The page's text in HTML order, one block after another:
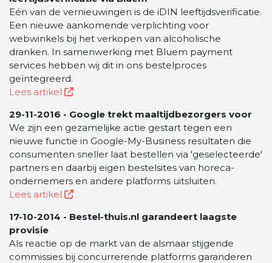
Eén van de vernieuwingen is de iDIN leeftijdsverificatie.
Een nieuwe aankomende verplichting voor
webwinkels bij het verkopen van alcoholische
dranken. In samenwerking met Bluem payment
services hebben wij dit in ons bestelproces
geïntegreerd.
Lees artikel
29-11-2016 - Google trekt maaltijdbezorgers voor
We zijn een gezamelijke actie gestart tegen een
nieuwe functie in Google-My-Business resultaten die
consumenten sneller laat bestellen via 'geselecteerde'
partners en daarbij eigen bestelsites van horeca-
ondernemers en andere platforms uitsluiten.
Lees artikel
17-10-2014 - Bestel-thuis.nl garandeert laagste
provisie
Als reactie op de markt van de alsmaar stijgende
commissies bij concurrerende platforms garanderen